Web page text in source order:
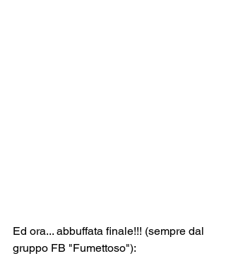
Ed ora... abbuffata finale!!! (sempre dal
gruppo FB "Fumettoso"):